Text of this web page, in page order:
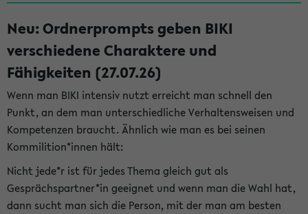
Neu: Ordnerprompts geben BIKI
verschiedene Charaktere und
Fähigkeiten (27.07.26)
Wenn man BIKI intensiv nutzt erreicht man schnell den
Punkt, an dem man unterschiedliche Verhaltensweisen und
Kompetenzen braucht. Ähnlich wie man es bei seinen
Kommilition*innen hält:
Nicht jede*r ist für jedes Thema gleich gut als
Gesprächspartner*in geeignet und wenn man die Wahl hat,
dann sucht man sich die Person, mit der man am besten